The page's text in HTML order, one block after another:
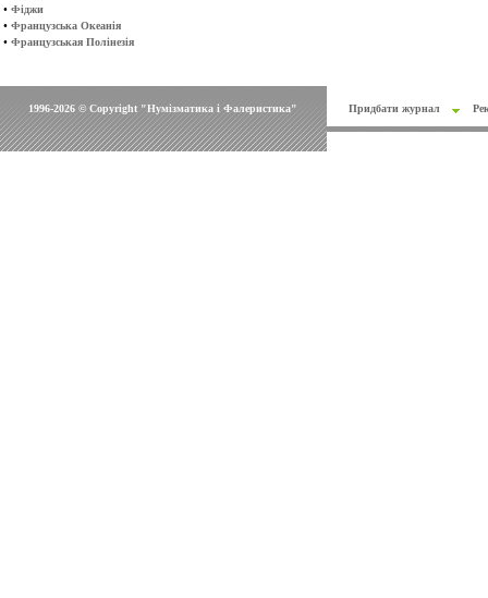
• Фіджи
• Французська Океанія
• Французськая Полінезія
1996-2026 © Copyright "Нумізматика і Фалеристика" Придбати журнал